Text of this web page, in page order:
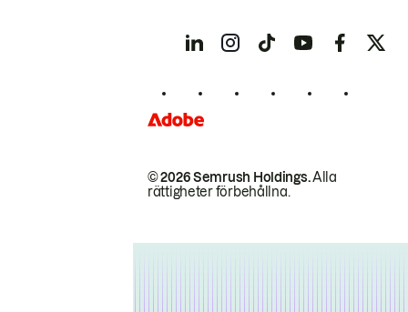
© 2026 Semrush Holdings.Alla
rättigheter förbehållna.